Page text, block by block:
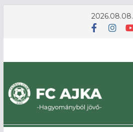
2026.08.08.